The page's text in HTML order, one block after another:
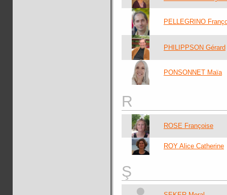
PELLEGRINO
PHILIPPSON Gérard
PONSONNET Maïa
R
ROSE Françoise
ROY Alice Catherine
Ş